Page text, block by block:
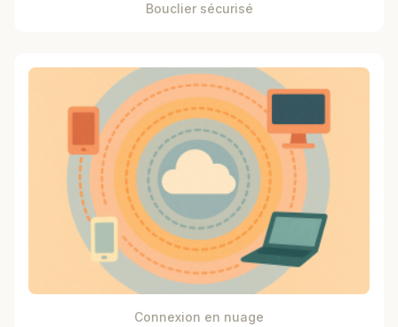
Bouclier sécurisé
Connexion en nuage